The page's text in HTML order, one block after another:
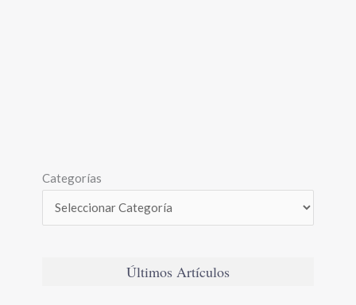
Categorías
Últimos Artículos